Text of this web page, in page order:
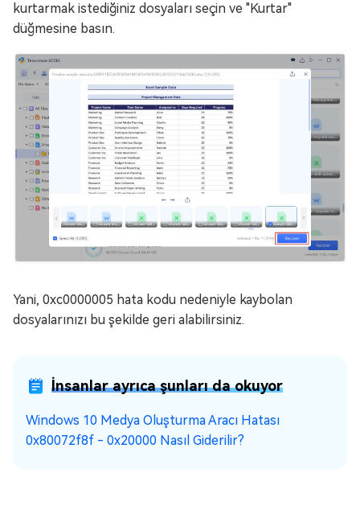
kurtarmak istediğiniz dosyaları seçin ve "Kurtar"
düğmesine basın.
Yani, 0xc0000005 hata kodu nedeniyle kaybolan
dosyalarınızı bu şekilde geri alabilirsiniz.
İnsanlar ayrıca şunları da okuyor
Windows 10 Medya Oluşturma Aracı Hatası
0x80072f8f - 0x20000 Nasıl Giderilir?